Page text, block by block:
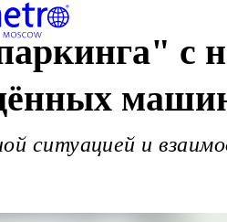
с
ситуацией и